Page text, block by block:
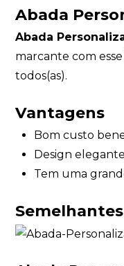
Abada
Abada
marcante com
todos(as).
Vantagens
Bom custo
Design
Tem uma
Semelhantes